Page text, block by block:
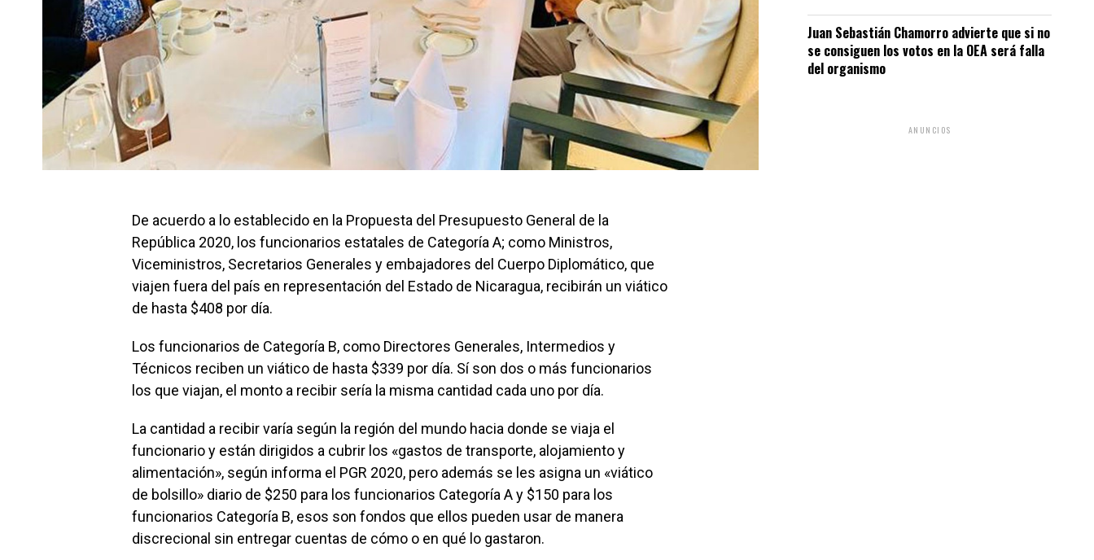
De acuerdo a lo establecido en la Propuesta del Presupuesto General de la
República 2020, los funcionarios estatales de Categoría A; como Ministros,
Viceministros, Secretarios Generales y embajadores del Cuerpo Diplomático, que
viajen fuera del país en representación del Estado de Nicaragua, recibirán un viático
de hasta $408 por día.
Los funcionarios de Categoría B, como Directores Generales, Intermedios y
Técnicos reciben un viático de hasta $339 por día. Sí son dos o más funcionarios
los que viajan, el monto a recibir sería la misma cantidad cada uno por día.
La cantidad a recibir varía según la región del mundo hacia donde se viaja el
funcionario y están dirigidos a cubrir los «gastos de transporte, alojamiento y
alimentación», según informa el PGR 2020, pero además se les asigna un «viático
de bolsillo» diario de $250 para los funcionarios Categoría A y $150 para los
funcionarios Categoría B, esos son fondos que ellos pueden usar de manera
discrecional sin entregar cuentas de cómo o en qué lo gastaron.
Juan Sebastián Chamorro advierte que si no
se consiguen los votos en la OEA será falla
del organismo
ANUNCIOS